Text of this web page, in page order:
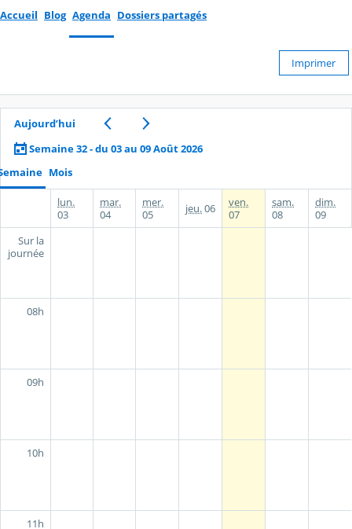
Accueil Blog Agenda Dossiers partagés
Imprimer
Aujourd’hui
Semaine 32 - du 03 au 09 Août 2026
Mois
lun.
03
mar.
04
mer.
05
jeu.06
ven.
07
sam.
08
dim.
09
Sur la
journée
08h
09h
10h
11h